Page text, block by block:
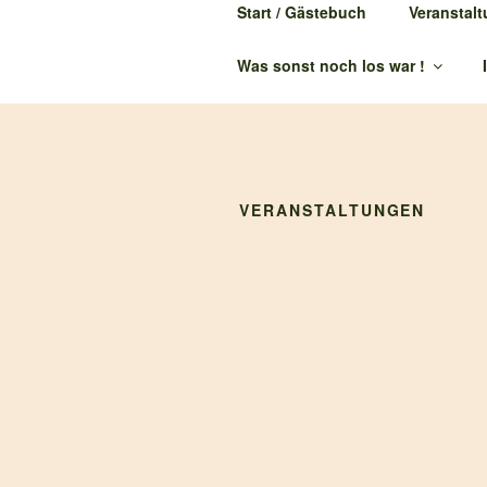
150 JAHRE
Start / Gästebuch
Was sonst noch los war !
VERANSTALTUNGEN